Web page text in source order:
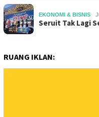
EKONOMI & BISNIS
Seruit Tak Lagi
RUANG IKLAN: